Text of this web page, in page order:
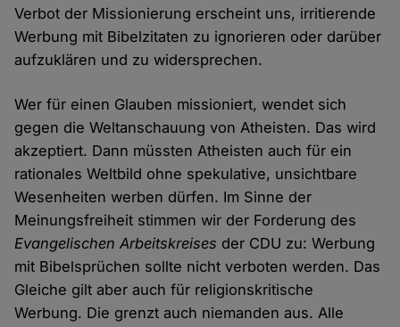
Verbot der Missionierung erscheint uns, irritierende
Werbung mit Bibelzitaten zu ignorieren oder darüber
aufzuklären und zu widersprechen.
Wer für einen Glauben missioniert, wendet sich
gegen die Weltanschauung von Atheisten. Das wird
akzeptiert. Dann müssten Atheisten auch für ein
rationales Weltbild ohne spekulative, unsichtbare
Wesenheiten werben dürfen. Im Sinne der
Meinungsfreiheit stimmen wir der Forderung des
Evangelischen Arbeitskreises der CDU zu: Werbung
mit Bibelsprüchen sollte nicht verboten werden. Das
Gleiche gilt aber auch für religionskritische
Werbung. Die grenzt auch niemanden aus. Alle